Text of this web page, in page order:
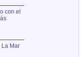
con el
La Mar